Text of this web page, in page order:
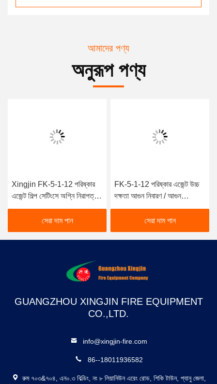
আমাদের পণ্য
অনুরূপ পণ্য
Xingjin FK-5-1-12 পরিষ্কার
এজেন্ট শিল্প সেটিংসে অগ্নি নিরাপত্তা
জন্য অপরিহার্য
সেরা দাম পান
FK-5-1-12 পরিষ্কার এজেন্ট উচ্চ
দক্ষতা আগুন নিবারণ / আগুন
প্রতিরোধ নিরাপত্তা এবং
নির্ভরযোগ্যতাসেরা দাম পান
GUANGZHOU XINGJIN FIRE EQUIPMENT
CO.,LTD.
info@xingjin-fire.com
86--18011936582
রুম ৭০৩&৭০৪, এন০.৩ বিল্ডিং, নং ৮ লিয়ানিউন এরেং রোড, শিকি টাউন, প্যানু জেলা,